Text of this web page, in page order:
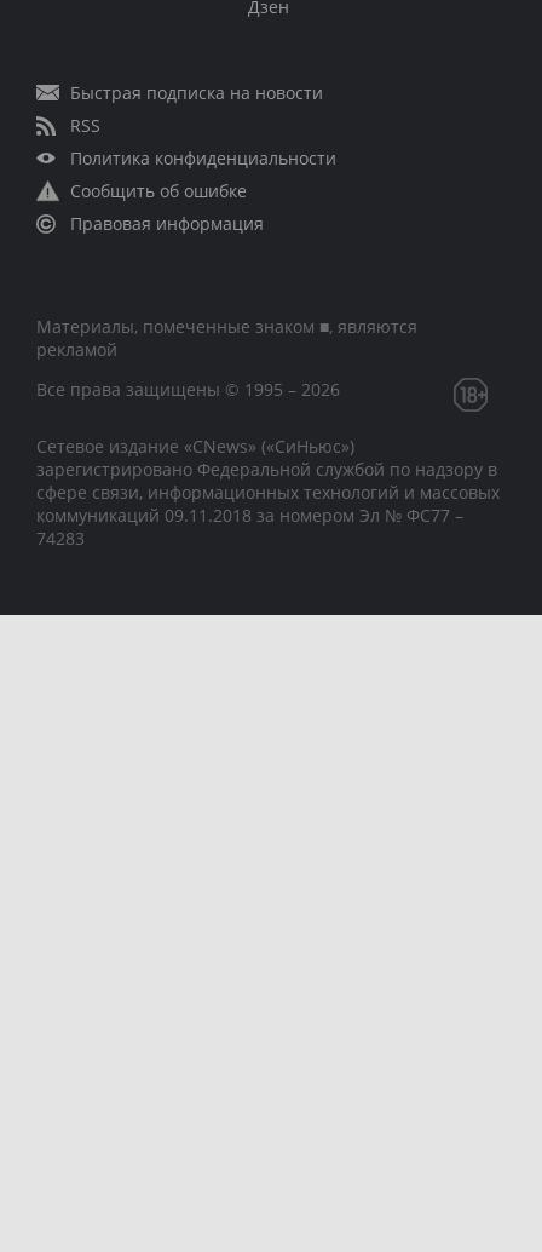
Дзен
Быстрая подписка на новости
RSS
Политика конфиденциальности
Сообщить об ошибке
Правовая информация
Материалы, помеченные знаком ■, являются
рекламой
Все права защищены © 1995 – 2026
Сетевое издание «CNews» («СиНьюс»)
зарегистрировано Федеральной службой по надзору в
сфере связи, информационных технологий и массовых
коммуникаций 09.11.2018 за номером Эл № ФС77 –
74283